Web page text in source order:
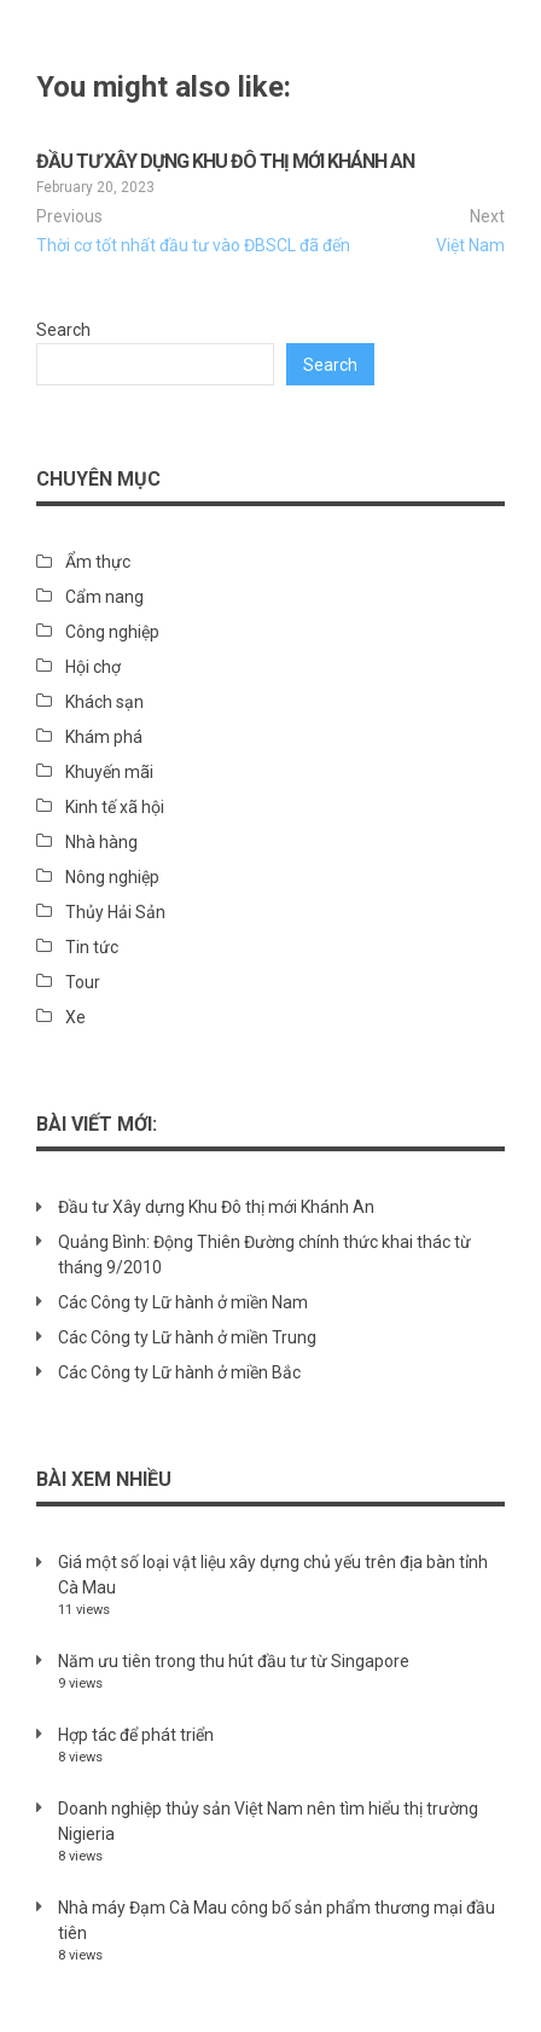
You might also like:
ĐẦU TƯ XÂY DỰNG KHU ĐÔ THỊ MỚI KHÁNH AN
February 20, 2023
Previous
Thời cơ tốt nhất đầu tư vào ĐBSCL đã đến
Next
Việt Nam
Search
Search
CHUYÊN MỤC
Ẩm thực
Cẩm nang
Công nghiệp
Hội chợ
Khách sạn
Khám phá
Khuyến mãi
Kinh tế xã hội
Nhà hàng
Nông nghiệp
Thủy Hải Sản
Tin tức
Tour
Xe
BÀI VIẾT MỚI:
Đầu tư Xây dựng Khu Đô thị mới Khánh An
Quảng Bình: Động Thiên Đường chính thức khai thác từ
tháng 9/2010
Các Công ty Lữ hành ở miền Nam
Các Công ty Lữ hành ở miền Trung
Các Công ty Lữ hành ở miền Bắc
BÀI XEM NHIỀU
Giá một số loại vật liệu xây dựng chủ yếu trên địa bàn tỉnh
Cà Mau
11 views
Năm ưu tiên trong thu hút đầu tư từ Singapore
9 views
Hợp tác để phát triển
8 views
Doanh nghiệp thủy sản Việt Nam nên tìm hiểu thị trường
Nigieria
8 views
Nhà máy Đạm Cà Mau công bố sản phẩm thương mại đầu
tiên
8 views